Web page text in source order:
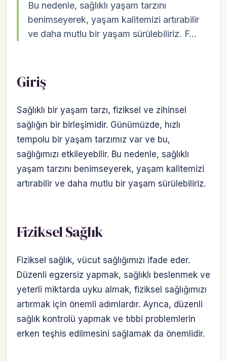
Bu nedenle, sağlıklı yaşam tarzını
benimseyerek, yaşam kalitemizi artırabilir
ve daha mutlu bir yaşam sürülebiliriz. F…
Giriş
Sağlıklı bir yaşam tarzı, fiziksel ve zihinsel
sağlığın bir birleşimidir. Günümüzde, hızlı
tempolu bir yaşam tarzımız var ve bu,
sağlığımızı etkileyebilir. Bu nedenle, sağlıklı
yaşam tarzını benimseyerek, yaşam kalitemizi
artırabilir ve daha mutlu bir yaşam sürülebiliriz.
Fiziksel Sağlık
Fiziksel sağlık, vücut sağlığımızı ifade eder.
Düzenli egzersiz yapmak, sağlıklı beslenmek ve
yeterli miktarda uyku almak, fiziksel sağlığımızı
artırmak için önemli adımlardır. Ayrıca, düzenli
sağlık kontrolü yapmak ve tıbbi problemlerin
erken teşhis edilmesini sağlamak da önemlidir.